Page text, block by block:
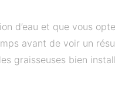
d’eau et que vous
avant de voir un
graisseuses bien